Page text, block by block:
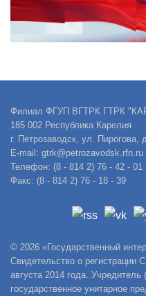
Филиал ФГУП ВГТРК ГТРК
185 002 Республика Карелия
г. Петрозаводск, ул. Пирогова,
E-mail: gtrk@petrozavodsk.rfn.ru
Телефон: (8 - 814 2) 76 - 42 - 01
Факс: (8 - 814 2) 76 - 18 - 39
© 2026 «Государственный
Свидетельство о
августа 2014 года.
государственное унитарное